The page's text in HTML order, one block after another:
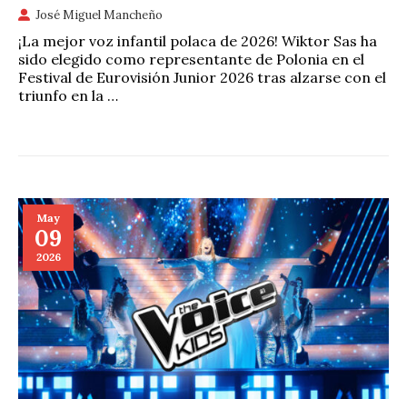
José Miguel Mancheño
¡La mejor voz infantil polaca de 2026! Wiktor Sas ha
sido elegido como representante de Polonia en el
Festival de Eurovisión Junior 2026 tras alzarse con el
triunfo en la …
May
09
2026